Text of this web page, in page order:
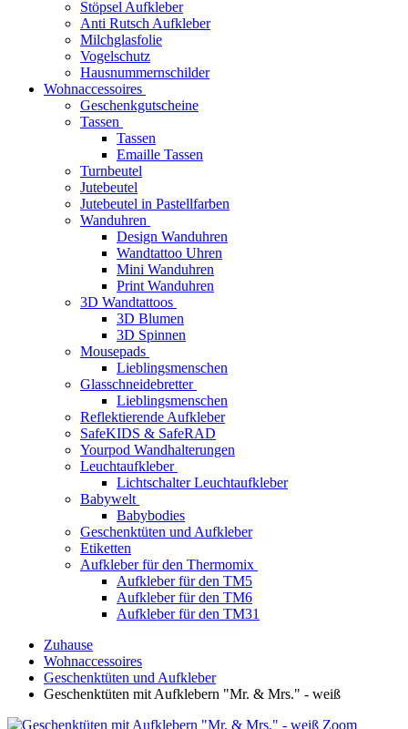
Stöpsel Aufkleber
Anti Rutsch Aufkleber
Milchglasfolie
Vogelschutz
Hausnummernschilder
Wohnaccessoires
Geschenkgutscheine
Tassen
Tassen
Emaille Tassen
Turnbeutel
Jutebeutel
Jutebeutel in Pastellfarben
Wanduhren
Design Wanduhren
Wandtattoo Uhren
Mini Wanduhren
Print Wanduhren
3D Wandtattoos
3D Blumen
3D Spinnen
Mousepads
Lieblingsmenschen
Glasschneidebretter
Lieblingsmenschen
Reflektierende Aufkleber
SafeKIDS & SafeRAD
Yourpod Wandhalterungen
Leuchtaufkleber
Lichtschalter Leuchtaufkleber
Babywelt
Babybodies
Geschenktüten und Aufkleber
Etiketten
Aufkleber für den Thermomix
Aufkleber für den TM5
Aufkleber für den TM6
Aufkleber für den TM31
Zuhause
Wohnaccessoires
Geschenktüten und Aufkleber
Geschenktüten mit Aufklebern "Mr. & Mrs." - weiß
Zoom